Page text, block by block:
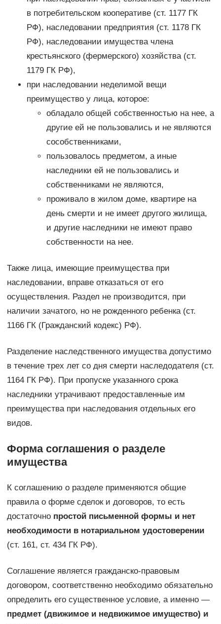
в потребительском кооперативе (ст. 1177 ГК
РФ), наследовании предприятия (ст. 1178 ГК
РФ), наследовании имущества члена
крестьянского (фермерского) хозяйства (ст.
1179 ГК РФ),
при наследовании неделимой вещи
преимущество у лица, которое:
обладало общей собственностью на нее, а
другие ей не пользовались и не являются
сособственниками,
пользовалось предметом, а иные
наследники ей не пользовались и
собственниками не являются,
проживало в жилом доме, квартире на
день смерти и не имеет другого жилища,
и другие наследники не имеют право
собственности на нее.
Также лица, имеющие преимущества при
наследовании, вправе отказаться от его
осуществления. Раздел не производится, при
наличии зачатого, но не рожденного ребенка (ст.
1166 ГК (Гражданский кодекс) РФ).
Разделение наследственного имущества допустимо
в течение трех лет со дня смерти наследодателя (ст.
1164 ГК РФ). При пропуске указанного срока
наследники утрачивают предоставленные им
преимущества при наследования отдельных его
видов.
Форма соглашения о разделе
имущества
К соглашению о разделе применяются общие
правила о форме сделок и договоров, то есть
достаточно простой письменной формы и нет
необходимости в нотариальном удостоверении
(ст. 161, ст. 434 ГК РФ).
Соглашение является гражданско-правовым
договором, соответственно необходимо обязательно
определить его существенное условие, а именно —
предмет (движимое и недвижимое имущество) и